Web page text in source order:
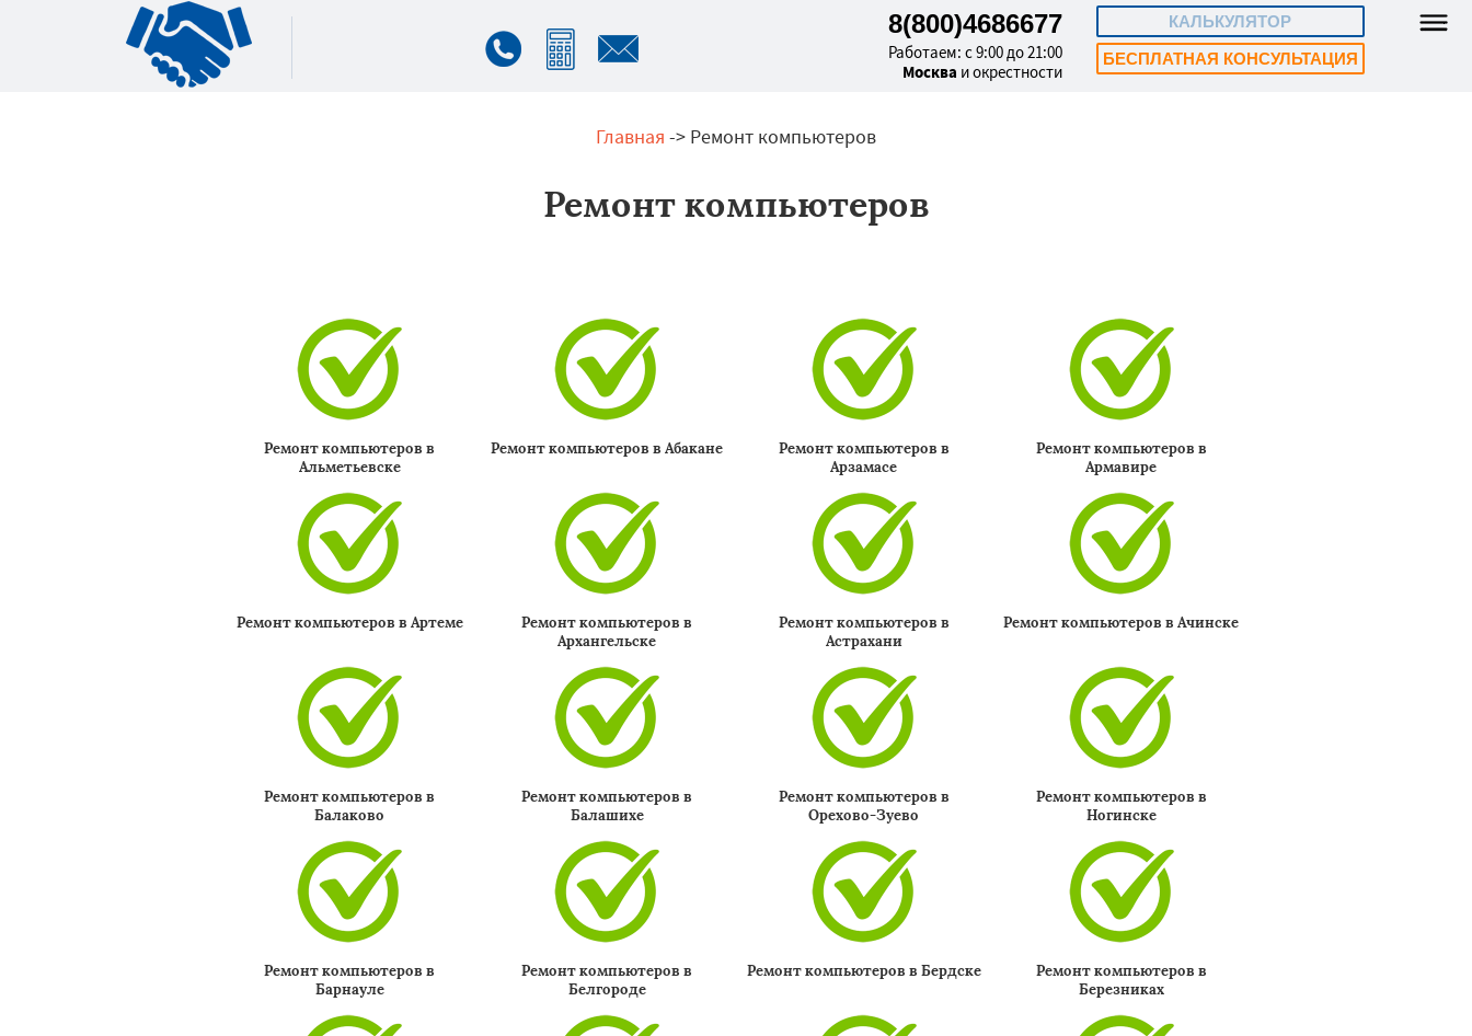
КАЛЬКУЛЯТОР
БЕСПЛАТНАЯ КОНСУЛЬТАЦИЯ
8(800)4686677
Работаем: с 9:00 до 21:00
Москва и окрестности
Главная -> Ремонт компьютеров
Ремонт компьютеров
Ремонт компьютеров в
Альметьевске
Ремонт компьютеров в Абакане
Ремонт компьютеров в
Арзамасе
Ремонт компьютеров в
Армавире
Ремонт компьютеров в Артеме
Ремонт компьютеров в
Архангельске
Ремонт компьютеров в
Астрахани
Ремонт компьютеров в Ачинске
Ремонт компьютеров в
Балаково
Ремонт компьютеров в
Балашихе
Ремонт компьютеров в
Орехово-Зуево
Ремонт компьютеров в
Ногинске
Ремонт компьютеров в
Барнауле
Ремонт компьютеров в
Белгороде
Ремонт компьютеров в Бердске
Ремонт компьютеров в
Березниках